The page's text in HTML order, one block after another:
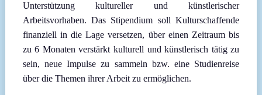
Unterstützung kultureller und künstlerischer
Arbeitsvorhaben. Das Stipendium soll Kulturschaffende
finanziell in die Lage versetzen, über einen Zeitraum bis
zu 6 Monaten verstärkt kulturell und künstlerisch tätig zu
sein, neue Impulse zu sammeln bzw. eine Studienreise
über die Themen ihrer Arbeit zu ermöglichen.